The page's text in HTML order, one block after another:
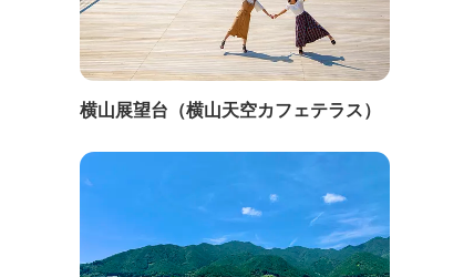
横山展望台（横山天空カフェテラス）